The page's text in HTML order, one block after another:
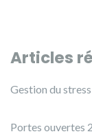
Articles
Gestion du
Portes ouvertes